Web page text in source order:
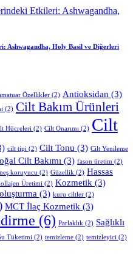
Ashwagandha, Holy Basil ve Diğerleri
Özellikler (2) Antioksidan (3)
(2) Cilt Bakım Ürünleri
Hücreleri (2) Cilt Onarımı (2) Cilt
cilt tipi (2) Cilt Tonu (3) Cilt Yenileme
Cilt Bakımı (3) fason üretim (2)
koruyucu (2) Güzellik (2) Hassas
Üretimi (2) Kozmetik (3)
(3) kuru ciltler (2)
MCT İlaç Kozmetik (3)
(6) Parlaklık (2) Sağlıklı
Tüketimi (2) temizleme (2) temizleyici (2)